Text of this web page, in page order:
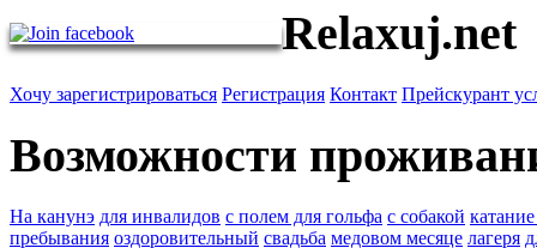
Relaxuj.net
Хочу зарегистрироваться Регистрация Контакт Прейскурант
Возможности
На канунэ для инвалидов с полем для гольфа с собакой
пребывания оздоровительный свадьба медовом месяце лагеря